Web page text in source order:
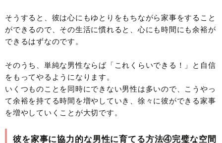
そうすると、彼は心にもゆとりをもちながら家事をすること
ができるので、その生活に慣れると、心にも時間にも余裕が
できるはずなのです。
そのうち、単純な男性ならば「これくらいできる！」と自信
をもってやるようになります。
いくつものことを同時にできない男性は多いので、こうやっ
て余裕を持てる時間を増やしていき、徐々に彼ができる家事
を増やしていくことが大切です。
彼を家事に協力的な男性に育てる方法④完璧な空間